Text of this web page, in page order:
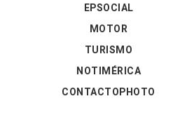
EPSOCIAL
MOTOR
TURISMO
NOTIMÉRICA
CONTACTOPHOTO